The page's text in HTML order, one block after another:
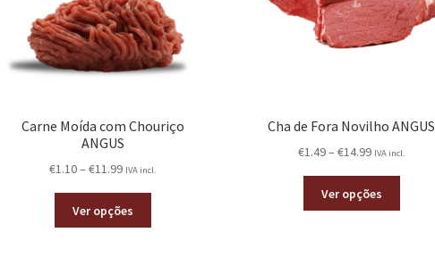
Carne Moída com Chouriço
ANGUS
€1.10– €11.99 IVA incl.
Ver opções
Cha de Fora Novilho ANGUS
€1.49– €14.99 IVA incl.
Ver opções